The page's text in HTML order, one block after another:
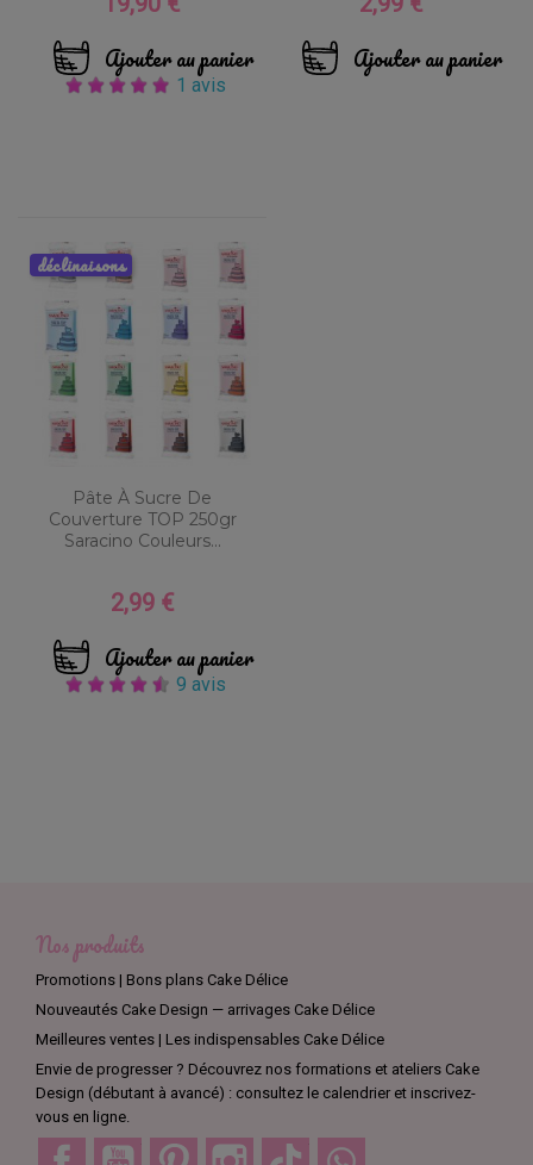
Ajouter au panier
1 avis
Ajouter au panier
Pâte À Sucre De
Couverture TOP 250gr
Saracino Couleurs...
Prix
2,99 €
Ajouter au panier
9 avis
déclinaisons
Nos produits
Promotions | Bons plans Cake Délice
Nouveautés Cake Design — arrivages Cake Délice
Meilleures ventes | Les indispensables Cake Délice
Envie de progresser ? Découvrez nos formations et ateliers Cake
Design (débutant à avancé) : consultez le calendrier et inscrivez-
vous en ligne.
Facebook YouTube Pinterest Instagram TikTok